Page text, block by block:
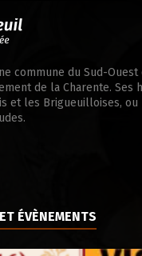
commune du Sud-Ouest
de la Charente. Ses
et les Brigueuilloises,
ÉVÈNEMENTS